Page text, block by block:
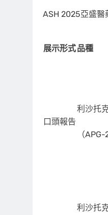
ASH 2025亞盛醫
展示形式品種
口頭報告
利沙托
（APG-
利沙托